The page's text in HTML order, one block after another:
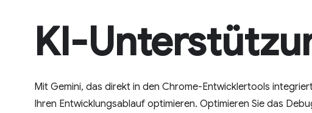
KI-
Mit Gemini, das direkt in den Chrome-Entwicklertools
Ihren Entwicklungsablauf optimieren. Optimieren Sie das